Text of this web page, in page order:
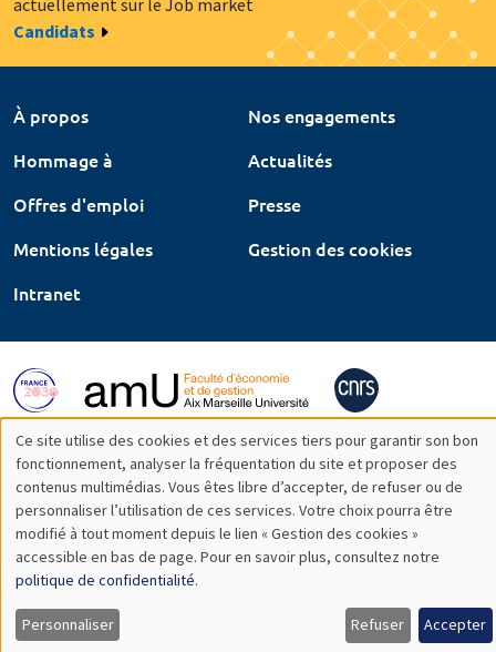
Candidats
À propos
Nos engagements
Hommage à
Actualités
Offres d'emploi
Presse
Mentions légales
Gestion des cookies
Intranet
Utilisation
des
données
personnelles
et
Ce site utilise des cookies et des services tiers pour garantir son bon
fonctionnement, analyser la fréquentation du site et proposer des
contenus multimédias. Vous êtes libre d’accepter, de refuser ou de
personnaliser l’utilisation de ces services. Votre choix pourra être
modifié à tout moment depuis le lien « Gestion des cookies »
accessible en bas de page. Pour en savoir plus, consultez notre
politique de confidentialité.
Personnaliser Refuser Accepter